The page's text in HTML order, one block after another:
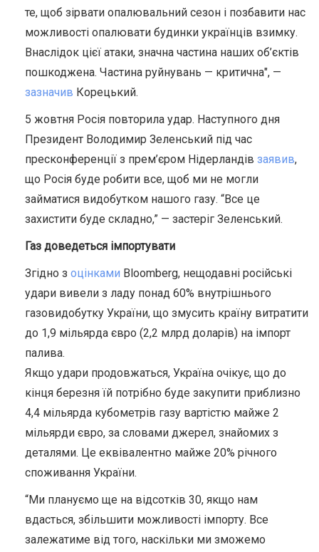
те, щоб зірвати опалювальний сезон і позбавити нас
можливості опалювати будинки українців взимку.
Внаслідок цієї атаки, значна частина наших об’єктів
пошкоджена. Частина руйнувань — критична", —
зазначив Корецький.
5 жовтня Росія повторила удар. Наступного дня
Президент Володимир Зеленський під час
пресконференції з прем’єром Нідерландів заявив,
що Росія буде робити все, щоб ми не могли
займатися видобутком нашого газу. “Все це
захистити буде складно,” — застеріг Зеленський.
Газ доведеться імпортувати
Згідно з оцінками Bloomberg, нещодавні російські
удари вивели з ладу понад 60% внутрішнього
газовидобутку України, що змусить країну витратити
до 1,9 мільярда євро (2,2 млрд доларів) на імпорт
палива.
Якщо удари продовжаться, Україна очікує, що до
кінця березня їй потрібно буде закупити приблизно
4,4 мільярда кубометрів газу вартістю майже 2
мільярди євро, за словами джерел, знайомих з
деталями. Це еквівалентно майже 20% річного
споживання України.
“Ми плануємо ще на відсотків 30, якщо нам
вдасться, збільшити можливості імпорту. Все
залежатиме від того, наскільки ми зможемо